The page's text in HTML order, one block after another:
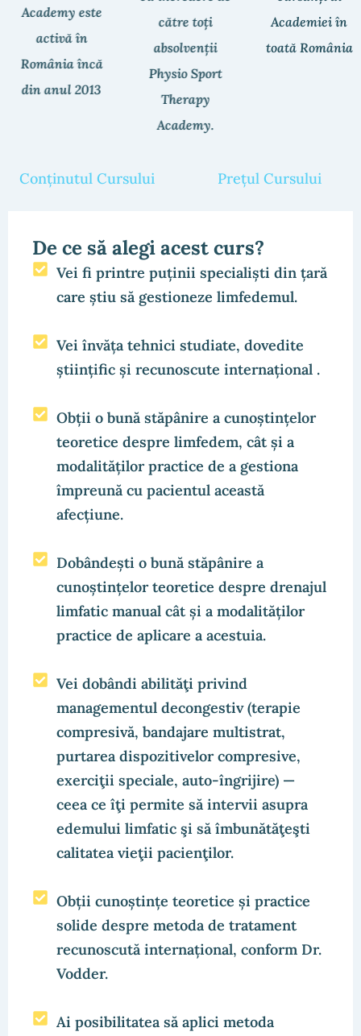
Academy este
activă în
România încă
din anul 2013
către toți
absolvenții
Physio Sport
Therapy
Academy.
Academiei în
toată România
Conținutul Cursului Prețul Cursului
De ce să alegi acest curs?
Vei fi printre puținii specialiști din țară
care știu să gestioneze limfedemul.
Vei învăța tehnici studiate, dovedite
științific și recunoscute internațional .
Obții o bună stăpânire a cunoștințelor
teoretice despre limfedem, cât și a
modalităților practice de a gestiona
împreună cu pacientul această
afecțiune.
Dobândești o bună stăpânire a
cunoștințelor teoretice despre drenajul
limfatic manual cât și a modalităților
practice de aplicare a acestuia.
Vei dobândi abilităţi privind
managementul decongestiv (terapie
compresivă, bandajare multistrat,
purtarea dispozitivelor compresive,
exerciţii speciale, auto-îngrijire) —
ceea ce îţi permite să intervii asupra
edemului limfatic şi să îmbunătăţeşti
calitatea vieţii pacienţilor.
Obții cunoștințe teoretice și practice
solide despre metoda de tratament
recunoscută internațional, conform Dr.
Vodder.
Ai posibilitatea să aplici metoda